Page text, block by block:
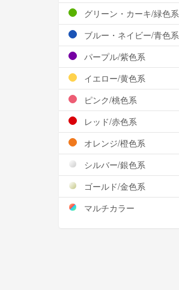
グリーン・カーキ/緑色系
ブルー・ネイビー/青色系
パープル/紫色系
イエロー/黄色系
ピンク/桃色系
レッド/赤色系
オレンジ/橙色系
シルバー/銀色系
ゴールド/金色系
マルチカラー